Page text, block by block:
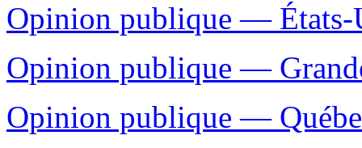
Opinion publique — États-
Opinion publique —
Opinion publique —